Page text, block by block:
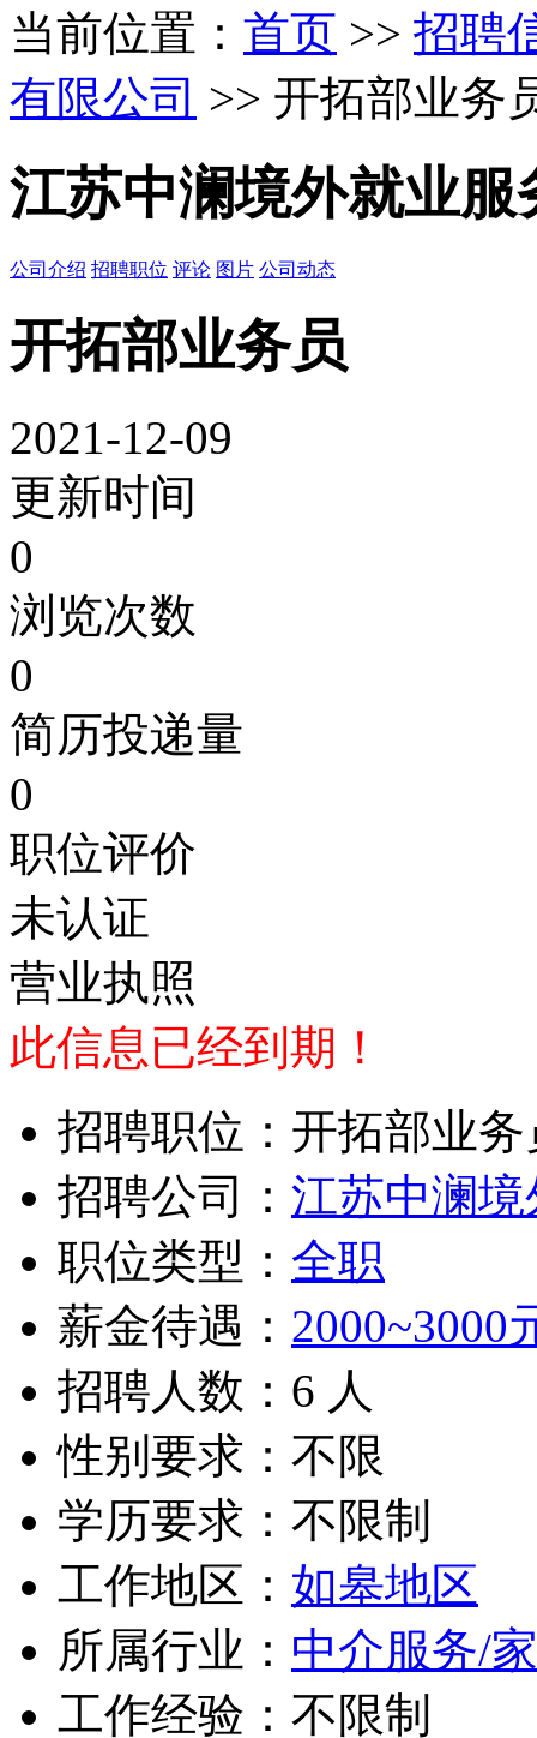
当前位置： 首页 >> 招聘
有限公司 >> 开拓部业务
江苏中澜境外就业服
公司介绍 招聘职位 评论 图片 公司动态
开拓部业务员
2021-12-09
更新时间
0
浏览次数
0
简历投递量
0
职位评价
未认证
营业执照
此信息已经到期！
招聘职位：开拓部业务
招聘公司： 江苏中澜
职位类型： 全职
薪金待遇： 2000~3000
招聘人数：6 人
性别要求：不限
学历要求：不限制
工作地区： 如皋地区
所属行业： 中介服务/
工作经验：不限制